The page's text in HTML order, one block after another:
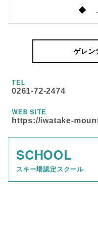
◆
ゲレン
TEL
0261-72-2474
WEB SITE
https://iwatake-
SCHOOL
スキー場認定スクール